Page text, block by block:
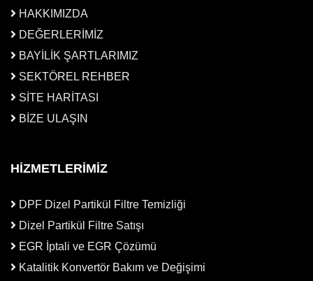
HAKKIMIZDA
DEĞERLERİMİZ
BAYİLİK ŞARTLARIMIZ
SEKTÖREL REHBER
SİTE HARİTASI
BİZE ULAŞIN
HİZMETLERİMİZ
DPF Dizel Partikül Filtre Temizliği
Dizel Partikül Filtre Satışı
EGR İptali ve EGR Çözümü
Katalitik Konvertör Bakım ve Değişimi